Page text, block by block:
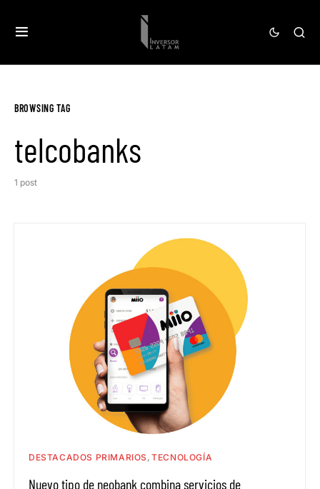
BROWSING TAG
telcobanks
1 post
DESTACADOS PRIMARIOS TECNOLOGÍA
Nuevo tipo de neobank combina servicios de